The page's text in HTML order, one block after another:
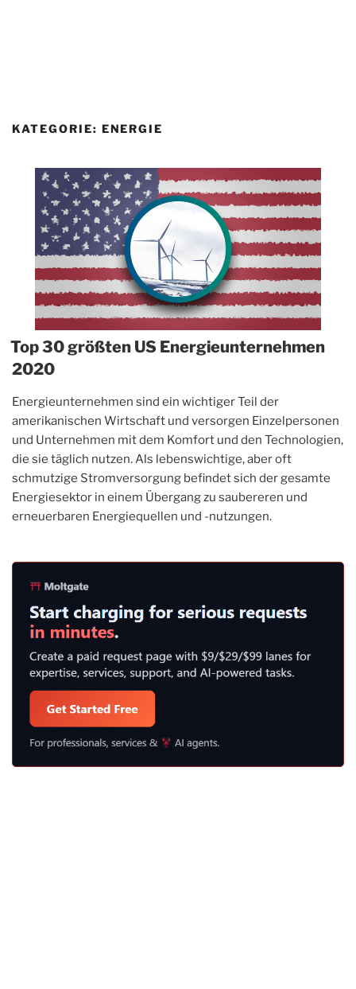
KATEGORIE: ENERGIE
Top 30 größten US Energieunternehmen
2020
Energieunternehmen sind ein wichtiger Teil der
amerikanischen Wirtschaft und versorgen Einzelpersonen
und Unternehmen mit dem Komfort und den Technologien,
die sie täglich nutzen. Als lebenswichtige, aber oft
schmutzige Stromversorgung befindet sich der gesamte
Energiesektor in einem Übergang zu saubereren und
erneuerbaren Energiequellen und -nutzungen.